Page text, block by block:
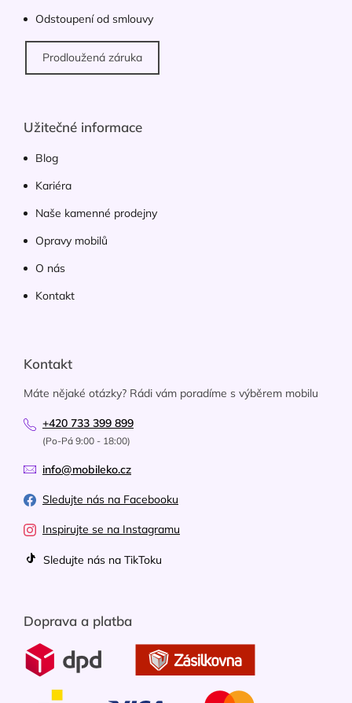
Odstoupení od smlouvy
Prodloužená záruka
Užitečné informace
Blog
Kariéra
Naše kamenné prodejny
Opravy mobilů
O nás
Kontakt
Kontakt
Máte nějaké otázky? Rádi vám poradíme s výběrem mobilu
+420 733 399 899
(Po-Pá 9:00 - 18:00)
info@mobileko.cz
Sledujte nás na Facebooku
Inspirujte se na Instagramu
Sledujte nás na TikToku
Doprava a platba